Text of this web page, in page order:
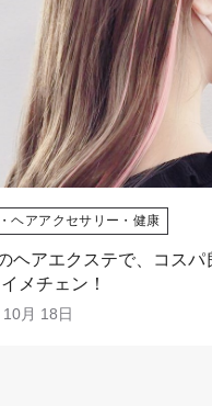
ヘアアクセサリー・健康
ヘアエクステで、コスパ
メチェン！
月 18日